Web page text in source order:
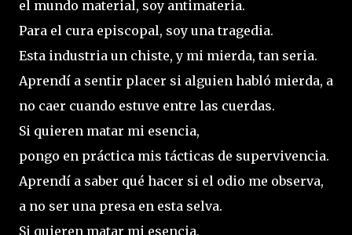
el mundo material, soy antimateria.
Para el cura episcopal, soy una tragedia.
Esta industria un chiste, y mi mierda, tan seria.
Aprendí a sentir placer si alguien habló mierda, a
no caer cuando estuve entre las cuerdas.
Si quieren matar mi esencia,
pongo en práctica mis tácticas de supervivencia.
Aprendí a saber qué hacer si el odio me observa,
a no ser una presa en esta selva.
Si quieren matar mi esencia,